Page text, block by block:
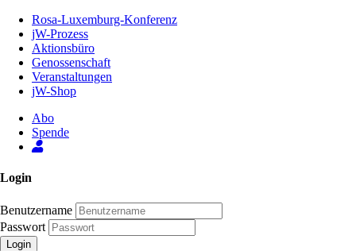
Inhalt
Seite
Rosa-Luxemburg-Konferenz
jW-Prozess
Aktionsbüro
Genossenschaft
Veranstaltungen
jW-Shop
Abo
Spende
Login
Benutzername
Passwort
Login